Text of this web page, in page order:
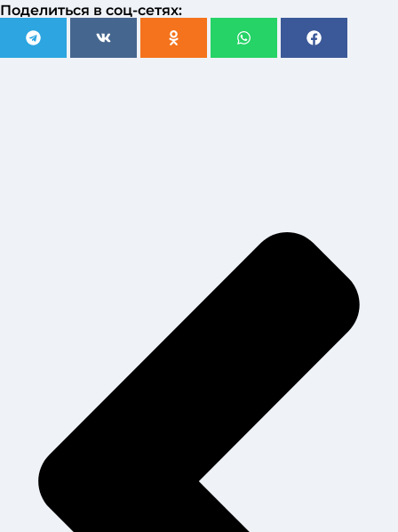
Поделиться в соц-сетях: